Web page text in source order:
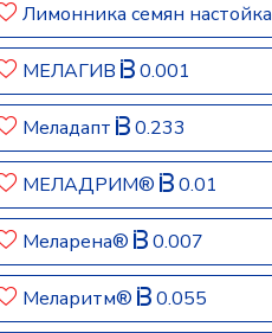
Лимонника семян настойка
МЕЛАГИВ 0.001
Меладапт 0.233
МЕЛАДРИМ® 0.01
Меларена® 0.007
Меларитм® 0.055